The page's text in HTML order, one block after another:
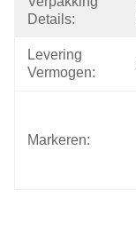
Details:
Levering
Vermogen:
Markeren: